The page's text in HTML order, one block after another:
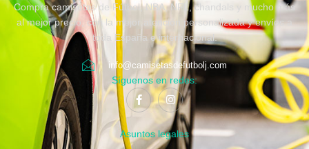
Compra camisetas de Fútbol, NBA, NFL, chandals y mucho más
al mejor precio, con la mejor atención personalizada y envíos a
toda España e internacional.
info@camisetasdefutbolj.com
Síguenos en redes:
Asuntos legales